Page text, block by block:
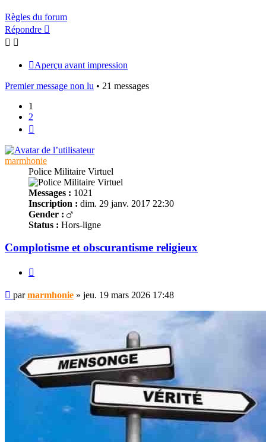
Règles du forum
Répondre
Aperçu avant impression
Premier message non lu • 21 messages
1
2
marmhonie
Police Militaire Virtuel
Messages : 1021
Inscription : dim. 29 janv. 2017 22:30
Gender :
Status : Hors-ligne
Complotisme et obscurantisme religieux
Message
non
lu
parmarmhonie » jeu. 19 mars 2026 17:48